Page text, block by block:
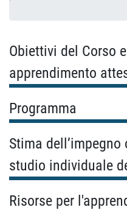
Obiettivi del Corso
apprendimento
Programma
Stima
studio individuale
Risorse per